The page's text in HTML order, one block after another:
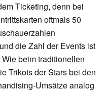
Ticketing, denn bei
oftmals 50
die Zahl der Events ist
beim traditionellen
Trikots der Stars bei den
Umsätze analog